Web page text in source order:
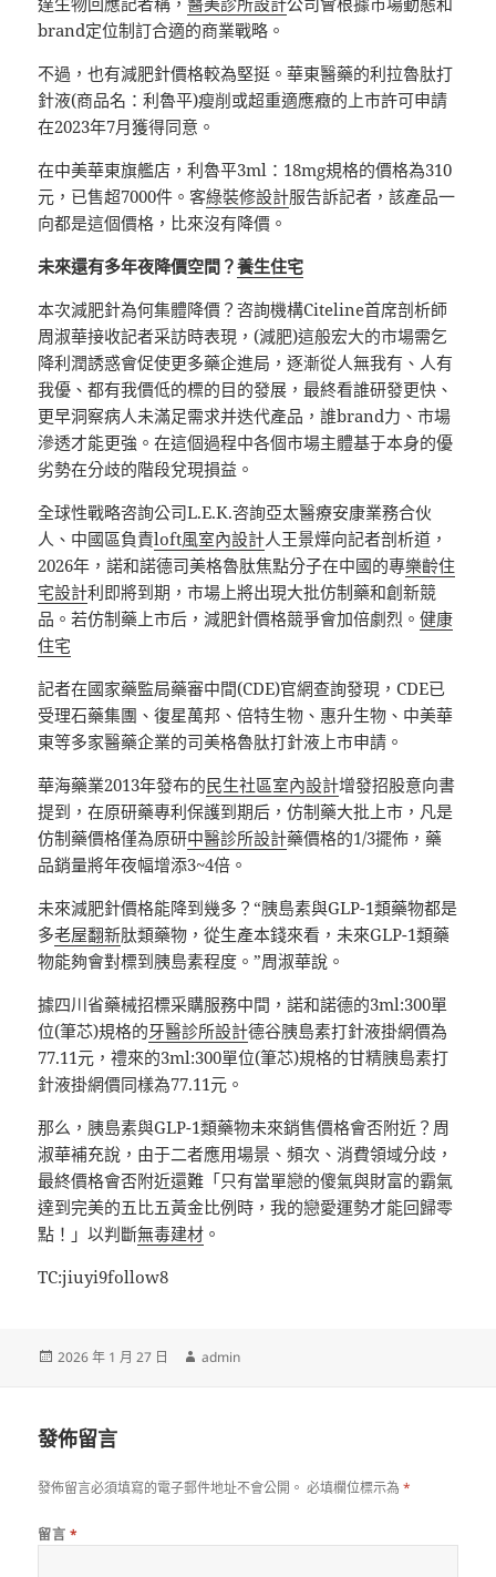
brand定位制訂合適的商業戰略。
不過，也有減肥針價格較為堅挺。華東醫藥的利拉魯肽打
針液(商品名：利魯平)瘦削或超重適應癥的上市許可申請
在2023年7月獲得同意。
在中美華東旗艦店，利魯平3ml：18mg規格的價格為310
元，已售超7000件。客綠裝修設計服告訴記者，該產品一
向都是這個價格，比來沒有降價。
未來還有多年夜降價空間？養生住宅
本次減肥針為何集體降價？咨詢機構Citeline首席剖析師
周淑華接收記者采訪時表現，(減肥)這般宏大的市場需乞
降利潤誘惑會促使更多藥企進局，逐漸從人無我有、人有
我優、都有我價低的標的目的發展，最終看誰研發更快、
更早洞察病人未滿足需求并迭代產品，誰brand力、市場
滲透才能更強。在這個過程中各個市場主體基于本身的優
劣勢在分歧的階段兌現損益。
全球性戰略咨詢公司L.E.K.咨詢亞太醫療安康業務合伙
人、中國區負責loft風室內設計人王景燁向記者剖析道，
2026年，諾和諾德司美格魯肽焦點分子在中國的專樂齡住
宅設計利即將到期，市場上將出現大批仿制藥和創新競
品。若仿制藥上市后，減肥針價格競爭會加倍劇烈。健康
住宅
記者在國家藥監局藥審中間(CDE)官網查詢發現，CDE已
受理石藥集團、復星萬邦、倍特生物、惠升生物、中美華
東等多家醫藥企業的司美格魯肽打針液上市申請。
華海藥業2013年發布的民生社區室內設計增發招股意向書
提到，在原研藥專利保護到期后，仿制藥大批上市，凡是
仿制藥價格僅為原研中醫診所設計藥價格的1/3擺佈，藥
品銷量將年夜幅增添3~4倍。
未來減肥針價格能降到幾多？“胰島素與GLP-1類藥物都是
多老屋翻新肽類藥物，從生產本錢來看，未來GLP-1類藥
物能夠會對標到胰島素程度。”周淑華說。
據四川省藥械招標采購服務中間，諾和諾德的3ml:300單
位(筆芯)規格的牙醫診所設計德谷胰島素打針液掛網價為
77.11元，禮來的3ml:300單位(筆芯)規格的甘精胰島素打
針液掛網價同樣為77.11元。
那么，胰島素與GLP-1類藥物未來銷售價格會否附近？周
淑華補充說，由于二者應用場景、頻次、消費領域分歧，
最終價格會否附近還難「只有當單戀的傻氣與財富的霸氣
達到完美的五比五黃金比例時，我的戀愛運勢才能回歸零
點！」以判斷無毒建材 。
TC:jiuyi9follow8
發
2026 年 1 月 27 日
作
admin
發佈留言
發佈留言必須填寫的電子郵件地址不會公開。 必填欄位標示為*
留言 *